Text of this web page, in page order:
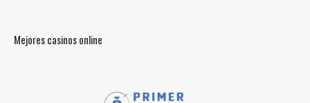
Mejores casinos online